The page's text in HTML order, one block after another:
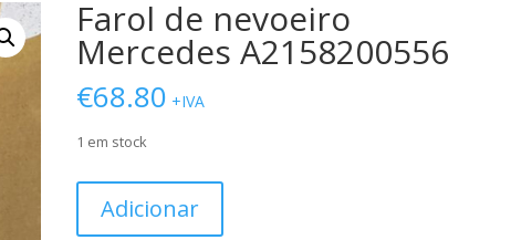
Farol de nevoeiro
Mercedes A2158200556
€68.80 +IVA
1 em stock
Adicionar